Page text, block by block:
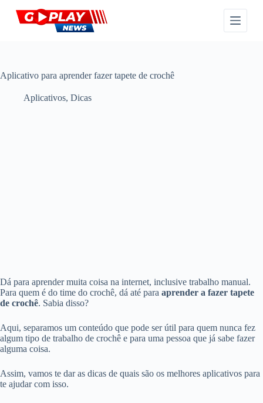
P
a
Aplicativo para aprender fazer tapete de crochê
Aplicativos, Dicas
Dá para aprender muita coisa na internet, inclusive trabalho manual.
Para quem é do time do crochê, dá até para aprender a fazer tapete
de crochê. Sabia disso?
Aqui, separamos um conteúdo que pode ser útil para quem nunca fez
algum tipo de trabalho de crochê e para uma pessoa que já sabe fazer
alguma coisa.
Assim, vamos te dar as dicas de quais são os melhores aplicativos para
te ajudar com isso.